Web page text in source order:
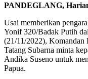
PANDEGLANG,
Usai memberikan
Yonif 320/Badak Putih
(21/11/2022),
Tatang Subarna minta
Andika Suseno untuk
Papua.